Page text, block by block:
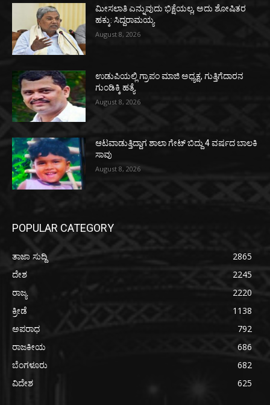
ಮೀಸಲಾತಿ ಎನ್ನುವುದು ಭಿಕ್ಷೆಯಲ್ಲ, ಅದು ಶೋಷಿತರ
ಹಕ್ಕು: ಸಿದ್ದರಾಮಯ್ಯ
August 8, 2026
ಉಡುಪಿಯಲ್ಲಿ ಗ್ರಾಪಂ ಮಾಜಿ ಅಧ್ಯಕ್ಷ, ಗುತ್ತಿಗೆದಾರನ
ಗುಂಡಿಕ್ಕಿ ಹತ್ಯೆ
August 8, 2026
ಆಟವಾಡುತ್ತಿದ್ದಾಗ ಶಾಲಾ ಗೇಟ್‌ ಬಿದ್ದು 4 ವರ್ಷದ ಬಾಲಕಿ
ಸಾವು
August 8, 2026
POPULAR CATEGORY
ತಾಜಾ ಸುದ್ದಿ
2865
ದೇಶ
2245
ರಾಜ್ಯ
2220
ಕ್ರೀಡೆ
1138
ಅಪರಾಧ
792
ರಾಜಕೀಯ
686
ಬೆಂಗಳೂರು
682
ವಿದೇಶ
625